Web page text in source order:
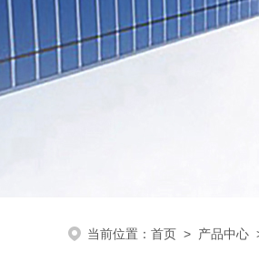
当前位置： 首页 > 产品中心